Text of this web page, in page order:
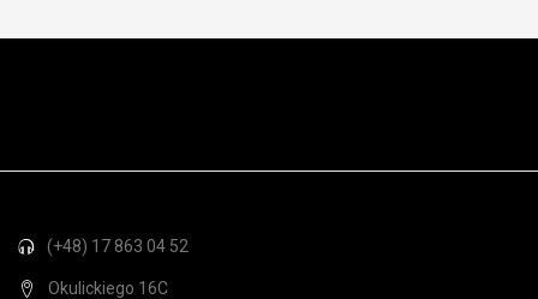
(+48) 17 863 04 52
Okulickiego 16C